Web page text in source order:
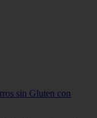
sin Gluten con